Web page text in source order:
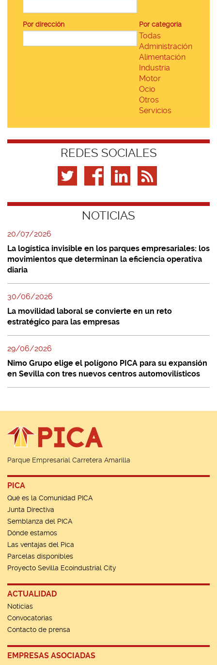
Por dirección Por categoría
Todas
Administración
Alimentación
Industria
Motor
Ocio
Otros
Servicios
REDES SOCIALES
NOTICIAS
20/07/2026
La logística invisible en los parques empresariales: los
movimientos que determinan la eficiencia operativa
diaria
30/06/2026
La movilidad laboral se convierte en un reto
estratégico para las empresas
29/06/2026
Nimo Grupo elige el polígono PICA para su expansión
en Sevilla con tres nuevos centros automovilísticos
Parque Empresarial Carretera Amarilla
PICA
Qué es la Comunidad PICA
Junta Directiva
Semblanza del PICA
Dónde estamos
Las ventajas del Pica
Parcelas disponibles
Proyecto Sevilla Ecoindustrial City
ACTUALIDAD
Noticias
Convocatorias
Contacto de prensa
EMPRESAS ASOCIADAS